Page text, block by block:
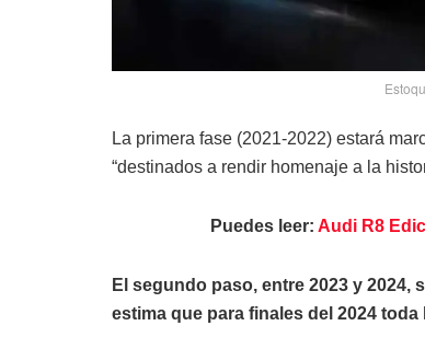
La primera fase (2021-2022) estará
“destinados a rendir homenaje a la
Puedes leer: Audi R8
El segundo paso, entre 2023 y
estima que para finales del 2024